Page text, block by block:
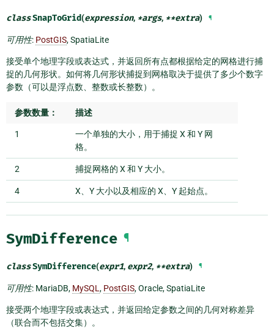
classSnapToGrid(expression, *args, **extra) ¶
可用性: PostGIS, SpatiaLite
接受单个地理字段或表达式，并返回所有点都根据给定的网格进行捕
捉的几何形状。如何将几何形状捕捉到网格取决于提供了多少个数字
参数（可以是浮点数、整数或长整数）。
参数数量： 描述
1
一个单独的大小，用于捕捉 X 和 Y 网
格。
2 捕捉网格的 X 和 Y 大小。
4 X、Y 大小以及相应的 X、Y 起始点。
SymDifference ¶
classSymDifference(expr1, expr2, **extra) ¶
可用性: MariaDB, MySQL , PostGIS, Oracle, SpatiaLite
接受两个地理字段或表达式，并返回给定参数之间的几何对称差异
（联合而不包括交集）。